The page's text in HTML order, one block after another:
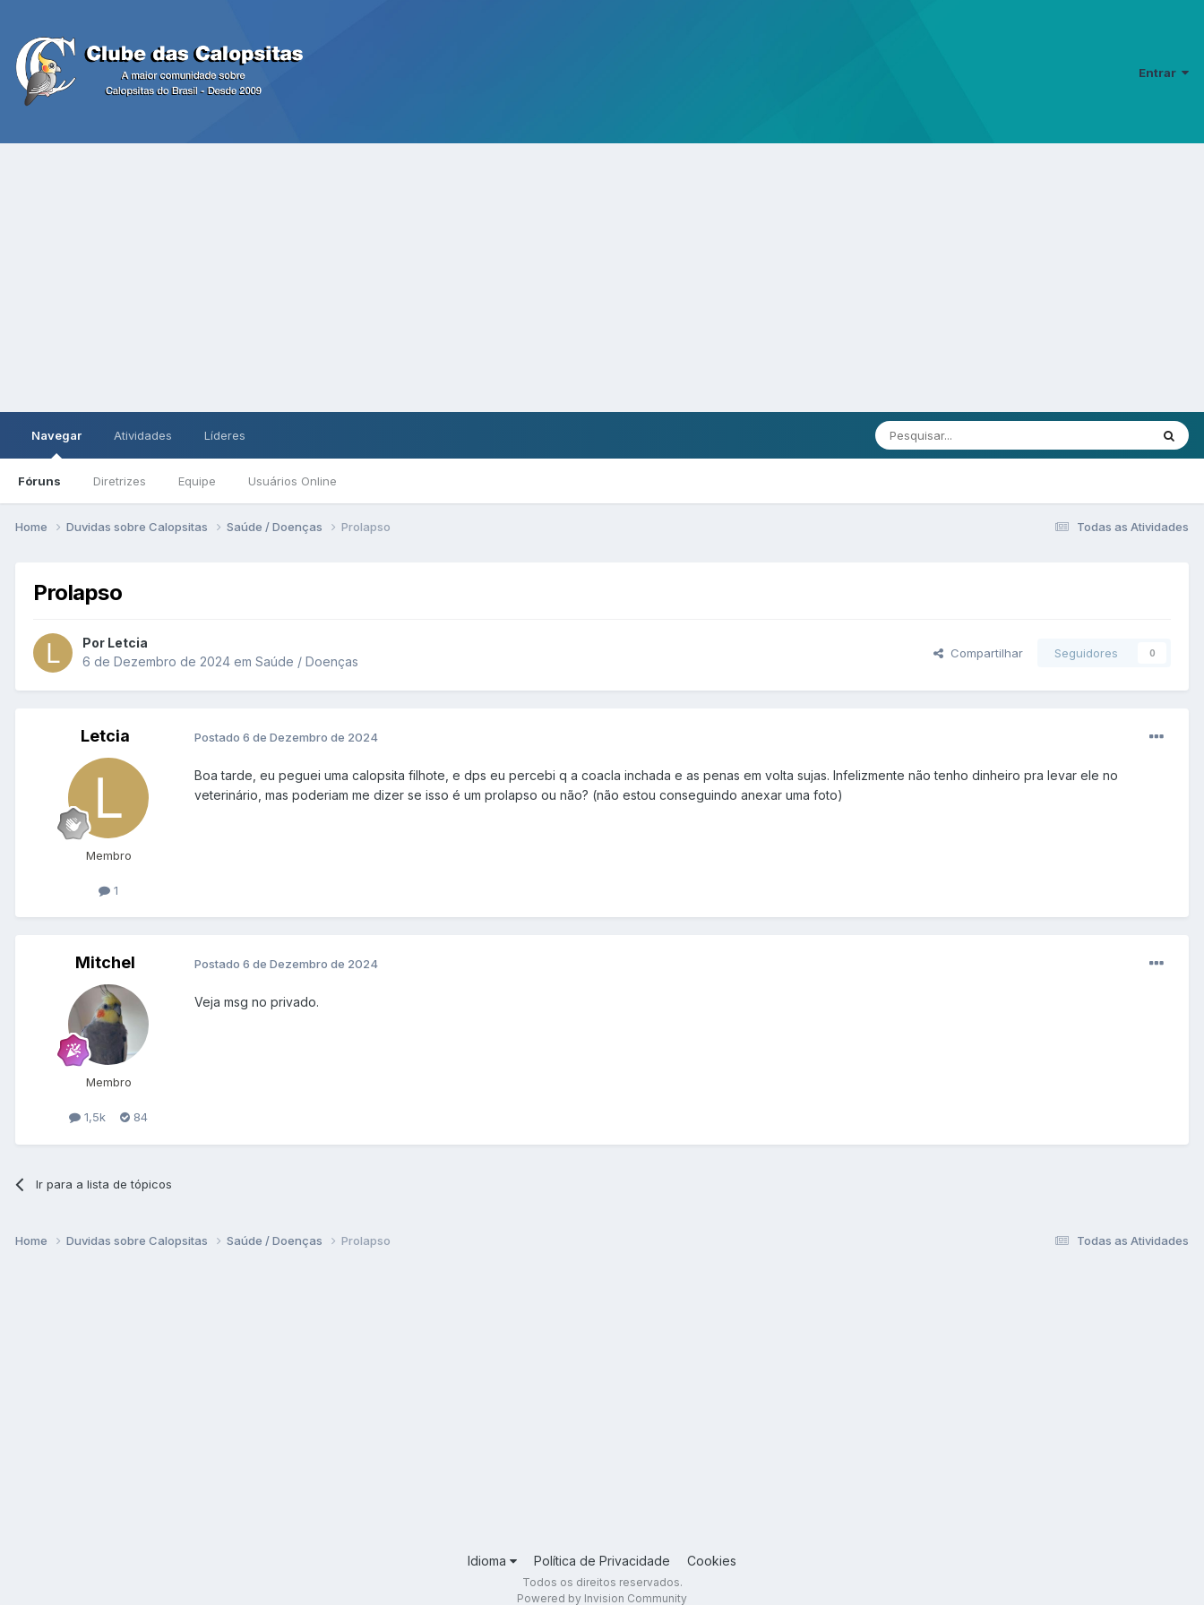
Entrar
Navegar
Fóruns Diretrizes Equipe Usuários Online
Atividades Líderes
Todas as Atividades
Home Duvidas sobre Calopsitas Saúde / Doenças Prolapso
Prolapso
Por Letcia
6 de Dezembro de 2024 em Saúde / Doenças
Compartilhar Seguidores 0
Letcia
Membro
1
Postado 6 de Dezembro de 2024
Boa tarde, eu peguei uma calopsita filhote, e dps eu percebi q a coacla inchada e as penas em volta sujas. Infelizmente não tenho dinheiro pra levar ele no
veterinário, mas poderiam me dizer se isso é um prolapso ou não? (não estou conseguindo anexar uma foto)
Mitchel
Membro
1,5k 84
Postado 6 de Dezembro de 2024
Veja msg no privado.
Ir para a lista de tópicos
Todas as Atividades
Home Duvidas sobre Calopsitas Saúde / Doenças Prolapso
Idioma Política de Privacidade Cookies
Todos os direitos reservados.
Powered by Invision Community